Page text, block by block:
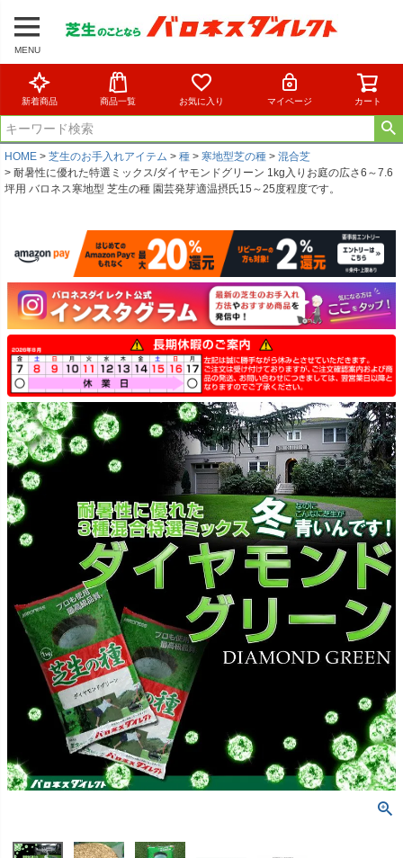
MENU
新着商品 商品一覧 お気に入り マイページ カート
HOME 芝生のお手入れアイテム 種 寒地型芝の種
混合芝
耐暑性に優れた特選ミックス/ダイヤモンドグリーン 1kg入りお庭の広さ6～7.6
坪用 バロネス寒地型 芝生の種 園芸発芽適温摂氏15～25度程度です。